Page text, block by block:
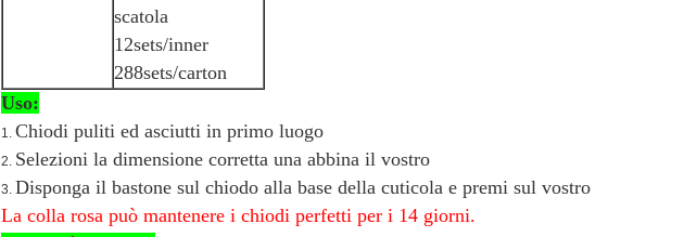
scatola
12sets/inner
288sets/carton
Uso:
1. Chiodi puliti ed asciutti in primo luogo
2. Selezioni la dimensione corretta una abbina il vostro
3. Disponga il bastone sul chiodo alla base della cuticola e premi sul vostro
La colla rosa può mantenere i chiodi perfetti per i 14 giorni.